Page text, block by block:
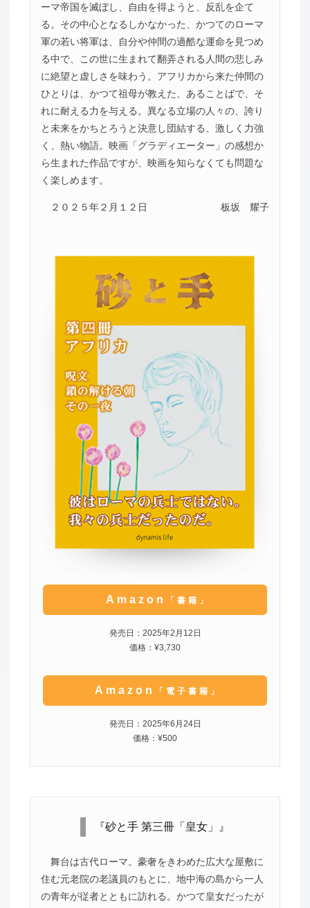
ーマ帝国を滅ぼし、自由を得ようと、反乱を企て
る。その中心となるしかなかった、かつてのローマ
軍の若い将軍は、自分や仲間の過酷な運命を見つめ
る中で、この世に生まれて翻弄される人間の悲しみ
に絶望と虚しさを味わう。アフリカから来た仲間の
ひとりは、かつて祖母が教えた、あることばで、そ
れに耐える力を与える。異なる立場の人々の、誇り
と未来をかちとろうと決意し団結する、激しく力強
く、熱い物語。映画「グラディエーター」の感想か
ら生まれた作品ですが、映画を知らなくても問題な
く楽しめます。
２０２５年２月１２日 板坂 耀子
Amazon 「書籍」
発売日：2025年2月12日
価格：¥3,730
Amazon 「電子書籍」
発売日：2025年6月24日
価格：¥500
『砂と手 第三冊「皇女」』
舞台は古代ローマ。豪奢をきわめた広大な屋敷に
住む元老院の老議員のもとに、地中海の島から一人
の青年が従者とともに訪れる。かつて皇女だったが